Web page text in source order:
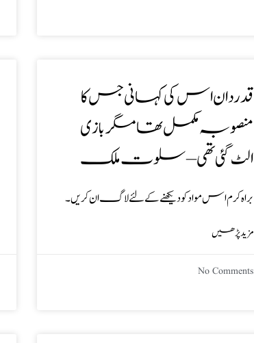
قدر دان اس کی کہانی جس کا
منصوبہ مکمل تھا مگر بازی
الٹ گئی تھی – سلوت ملک
براہ کرم اس مواد کو دیکھنے کے لئے لاگ ان کریں۔
مزید پڑھیں
No Comments